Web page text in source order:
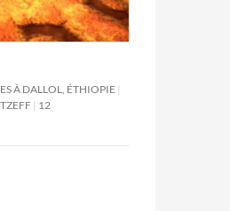
À DALLOL, ÉTHIOPIE
12